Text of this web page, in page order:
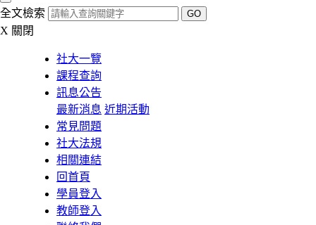
全文檢索 GO
X 關閉
社大一覽
課程查詢
訊息公告
最新消息 近期活動
常見問題
社大法規
相關連結
回首頁
學員登入
教師登入